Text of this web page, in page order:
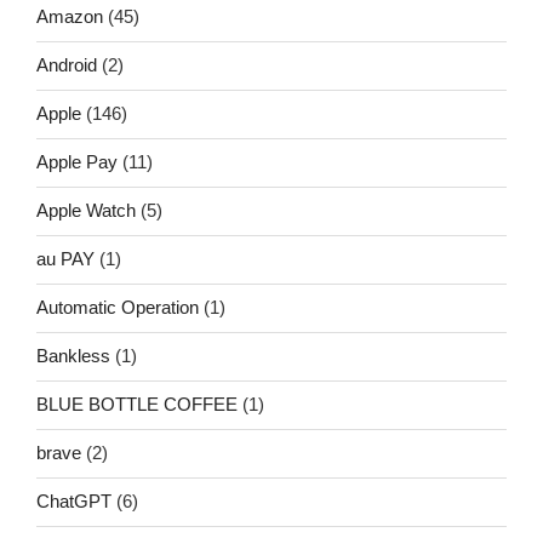
Amazon (45)
Android (2)
Apple (146)
Apple Pay (11)
Apple Watch (5)
au PAY (1)
Automatic Operation (1)
Bankless (1)
BLUE BOTTLE COFFEE (1)
brave (2)
ChatGPT (6)